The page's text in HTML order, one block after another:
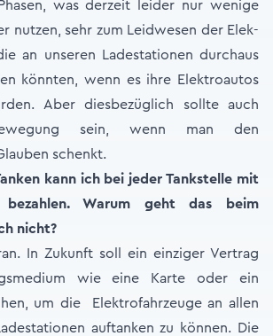
was derzeit leider nur wenige
nutzen, sehr zum Leidwesen der Elek-
an unseren Ladestationen durchaus
könnten, wenn es ihre Elektroautos
Aber diesbezüglich sollte auch
sein, wenn man den
schenkt.
kann ich bei jeder Tankstelle mit
bezahlen. Warum geht das beim
nicht?
In Zukunft soll ein einziger Vertrag
wie eine Karte oder ein
um die Elektrofahrzeuge an allen
auftanken zu können. Die